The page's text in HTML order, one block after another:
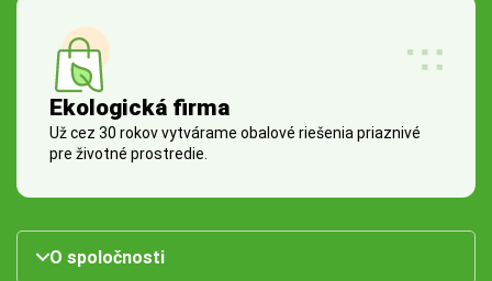
Ekologická firma
Už cez 30 rokov vytvárame obalové riešenia priaznivé
pre životné prostredie.
O spoločnosti